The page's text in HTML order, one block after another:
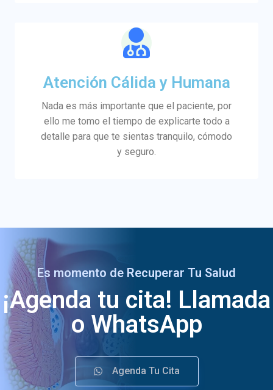
Atención Cálida y Humana
Nada es más importante que el paciente, por
ello me tomo el tiempo de explicarte todo a
detalle para que te sientas tranquilo, cómodo
y seguro.
Es momento de Recuperar Tu Salud
¡Agenda tu cita! Llamada
o WhatsApp
Agenda Tu Cita